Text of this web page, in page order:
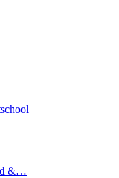
&…